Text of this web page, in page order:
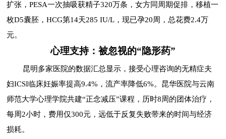
扩张，PESA一次抽吸获精子320万条，女方同周期促排，移植一
枚D5囊胚，HCG第14天285 IU/L，现已孕20周，总花费2.4万
元。
心理支持：被忽视的“隐形药”
昆明多家医院的数据汇总显示，接受心理咨询的无精症夫
妇ICSI临床妊娠率提高9.4%，流产率降低6%。昆华医院与云南
师范大学心理学院共建“正念减压”课程，历时8周的团体治疗，
每周2小时，费用仅300元，远低于反复失败带来的时间与经济
损耗。